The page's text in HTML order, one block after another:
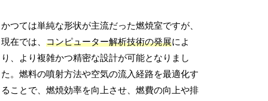
かつては単純な形状が主流だった燃焼室ですが、
現在では、コンピューター解析技術の発展によ
り、より複雑かつ精密な設計が可能となりまし
た。燃料の噴射方法や空気の流入経路を最適化す
ることで、燃焼効率を向上させ、燃費の向上や排